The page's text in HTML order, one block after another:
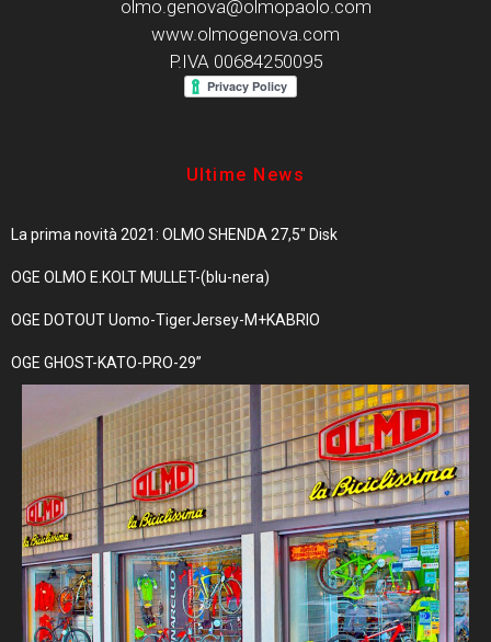
olmo.genova@olmopaolo.com
www.olmogenova.com
P.IVA 00684250095
Ultime News
La prima novità 2021: OLMO SHENDA 27,5″ Disk
OGE OLMO E.KOLT MULLET-(blu-nera)
OGE DOTOUT Uomo-TigerJersey-M+KABRIO
OGE GHOST-KATO-PRO-29”